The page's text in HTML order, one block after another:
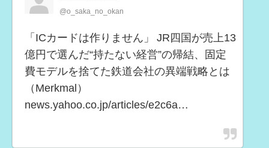
@o_saka_no_okan
「ICカードは作りません」 JR四国が売上13
億円で選んだ“持たない経営”の帰結、固定
費モデルを捨てた鉄道会社の異端戦略とは
（Merkmal）
news.yahoo.co.jp/articles/e2c6a…